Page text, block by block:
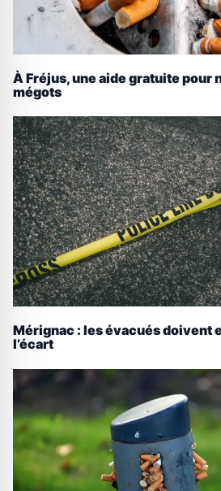
À Fréjus, une aide gratuite pour
mégots
Mérignac : les évacués doivent
l’écart